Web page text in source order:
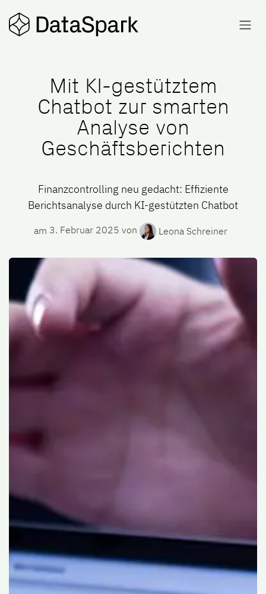
Mit KI-gestütztem
Chatbot zur smarten
Analyse von
Geschäftsberichten
Finanzcontrolling neu gedacht: Effiziente
Berichtsanalyse durch KI-gestützten Chatbot
am 3. Februar 2025 von Leona Schreiner